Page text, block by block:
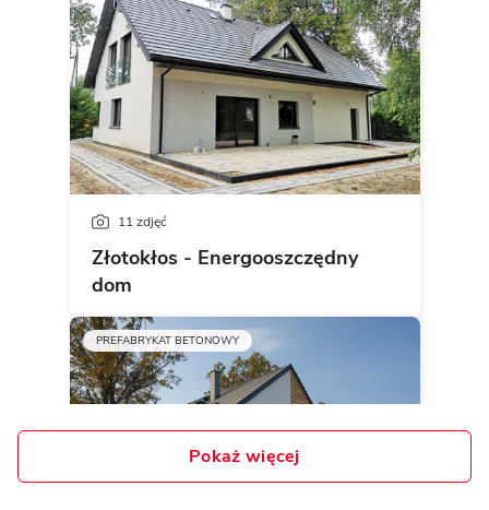
11 zdjęć
Złotokłos - Energooszczędny
dom
PREFABRYKAT BETONOWY
Pokaż więcej